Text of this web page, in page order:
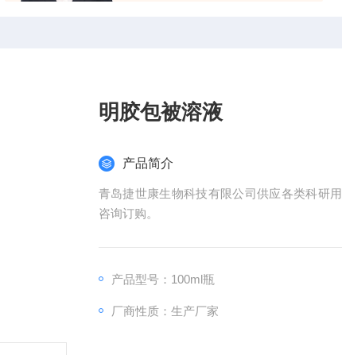
明胶包被溶液
产品简介
青岛捷世康生物科技有限公司供应各类科研
咨询订购。
产品型号：100ml瓶
厂商性质：生产厂家